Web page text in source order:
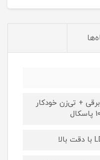
+ تی‌زن خودکار